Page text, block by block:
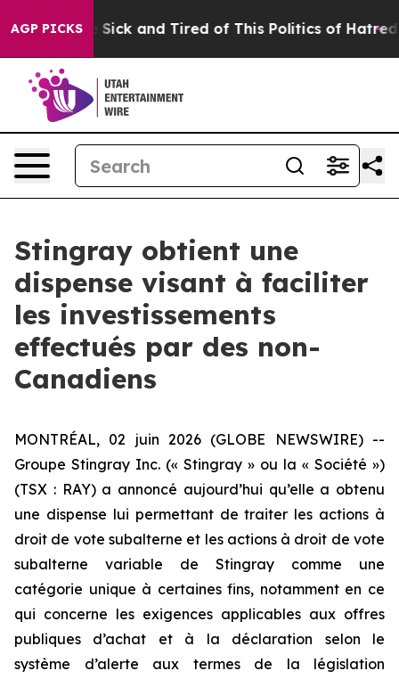
AGP PICKS
Are Sick and Tired of This Politics of Hatred” The
Stingray obtient une
dispense visant à faciliter
les investissements
effectués par des non-
Canadiens
MONTRÉAL, 02 juin 2026 (GLOBE NEWSWIRE) --
Groupe Stingray Inc. (« Stingray » ou la « Société »)
(TSX : RAY) a annoncé aujourd’hui qu’elle a obtenu
une dispense lui permettant de traiter les actions à
droit de vote subalterne et les actions à droit de vote
subalterne variable de Stingray comme une
catégorie unique à certaines fins, notamment en ce
qui concerne les exigences applicables aux offres
publiques d’achat et à la déclaration selon le
système d’alerte aux termes de la législation